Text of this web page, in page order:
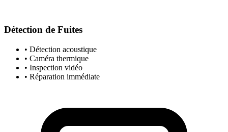
Détection de Fuites
• Détection acoustique
• Caméra thermique
• Inspection vidéo
• Réparation immédiate